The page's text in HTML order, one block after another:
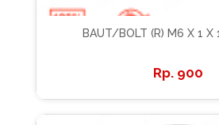
BAUT/BOLT (R) M6 X 1 X
900